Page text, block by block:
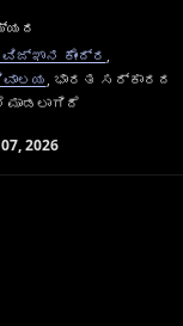
ವಿಜ್ಞಾನ ಕೇಂದ್ರ
, ಭಾರತ ಸರ್ಕಾರದ
2026